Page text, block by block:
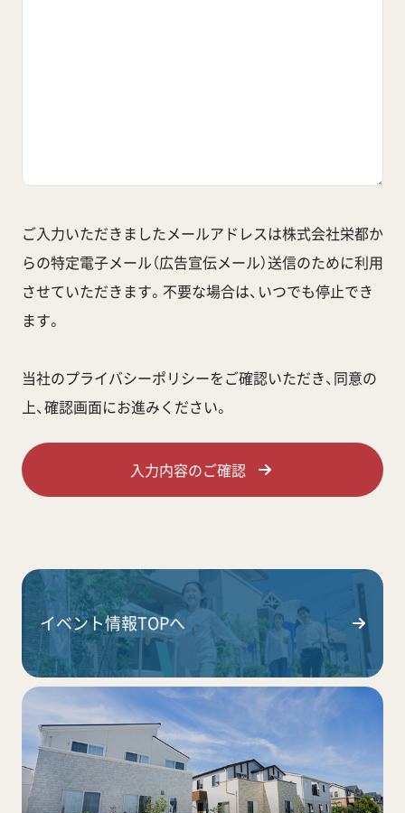
ご入力いただきましたメールアドレスは株式会社栄都か
らの特定電子メール（広告宣伝メール）送信のために利用
させていただきます。不要な場合は、いつでも停止でき
ます。
当社のプライバシーポリシーをご確認いただき、同意の
上、確認画面にお進みください。
入力内容のご確認
イベント情報TOPへ